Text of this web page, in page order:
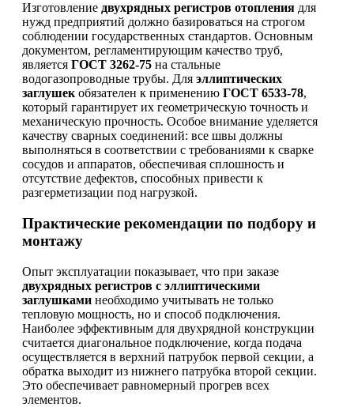
Изготовление двухрядных регистров отопления для
нужд предприятий должно базироваться на строгом
соблюдении государственных стандартов. Основным
документом, регламентирующим качество труб,
является ГОСТ 3262-75 на стальные
водогазопроводные трубы. Для эллиптических
заглушек обязателен к применению ГОСТ 6533-78,
который гарантирует их геометрическую точность и
механическую прочность. Особое внимание уделяется
качеству сварных соединений: все швы должны
выполняться в соответствии с требованиями к сварке
сосудов и аппаратов, обеспечивая сплошность и
отсутствие дефектов, способных привести к
разгерметизации под нагрузкой.
Практические рекомендации по подбору и
монтажу
Опыт эксплуатации показывает, что при заказе
двухрядных регистров с эллиптическими
заглушками необходимо учитывать не только
тепловую мощность, но и способ подключения.
Наиболее эффективным для двухрядной конструкции
считается диагональное подключение, когда подача
осуществляется в верхний патрубок первой секции, а
обратка выходит из нижнего патрубка второй секции.
Это обеспечивает равномерный прогрев всех
элементов.